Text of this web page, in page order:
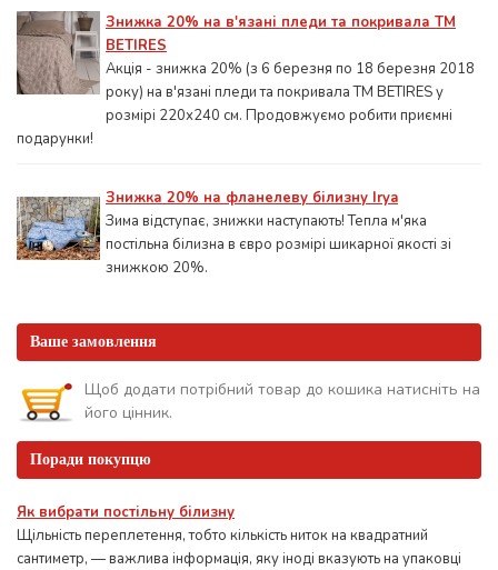
Знижка 20% на в'язані пледи та покривала ТМ
BETIRES
Акція - знижка 20% (з 6 березня по 18 березня 2018
року) на в'язані пледи та покривала ТМ BETIRES у
розмірі 220х240 см. Продовжуємо робити приємні
подарунки!
Знижка 20% на фланелеву білизну Irya
Зима відступає, знижки наступають! Тепла м'яка
постільна білизна в євро розмірі шикарної якості зі
знижкою 20%.
Ваше замовлення
Щоб додати потрібний товар до кошика натисніть на
його цінник.
Поради покупцю
Як вибрати постільну білизну
Щільність переплетення, тобто кількість ниток на квадратний
сантиметр, — важлива інформація, яку іноді вказують на упаковці